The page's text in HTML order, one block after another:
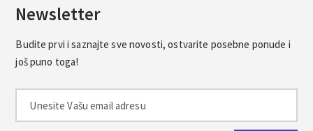
Newsletter
Budite prvi i saznajte sve novosti, ostvarite posebne ponude i
još puno toga!